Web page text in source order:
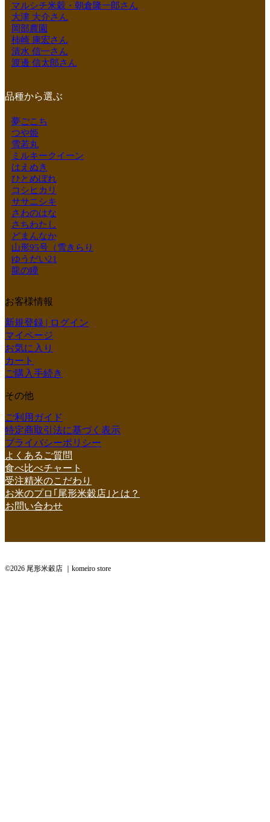
マルシチ米穀・朝倉隆一郎さん
大津 大介さん
岡部農園
柿崎 康宏さん
清水 信一さん
渡邊 信太郎さん
品種から選ぶ
夢ごこち
つや姫
雪若丸
ミルキークイーン
はえぬき
ひとめぼれ
コシヒカリ
ササニシキ
さわのはな
さちわたし
どまんなか
山形95号（雪きらり
ゆうだい21
龍の瞳
お客様情報
新規登録 | ログイン
マイページ
お気に入り
カート
ご購入手続き
その他
ご利用ガイド
特定商取引法に基づく表示
プライバシーポリシー
よくあるご質問
食べ比べチャート
受注精米のこだわり
お米のプロ｢尾形米穀店｣とは？
お問い合わせ
©2026 尾形米穀店 ｜komeiro store